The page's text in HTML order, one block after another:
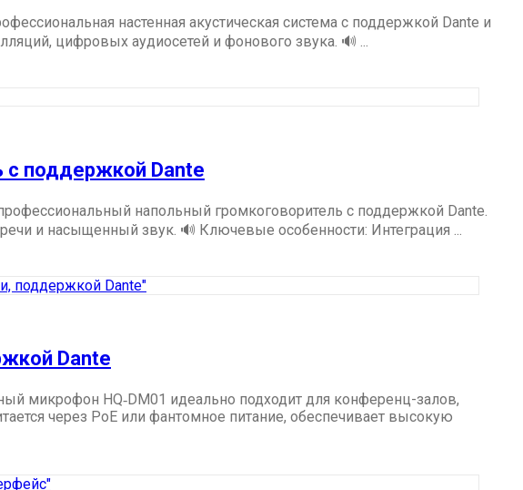
настенная акустическая система с поддержкой Dante и
цифровых аудиосетей и фонового звука. 🔊 ...
с поддержкой Dante
напольный громкоговоритель с поддержкой Dante.
и насыщенный звук. 🔊 Ключевые особенности: Интеграция ...
Dante
микрофон HQ‑DM01 идеально подходит для конференц-залов,
через PoE или фантомное питание, обеспечивает высокую